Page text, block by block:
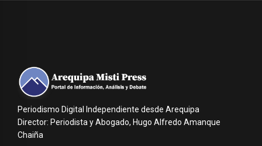
Periodismo Digital Independiente desde Arequipa
Director: Periodista y Abogado, Hugo Alfredo Amanque
Chaiña